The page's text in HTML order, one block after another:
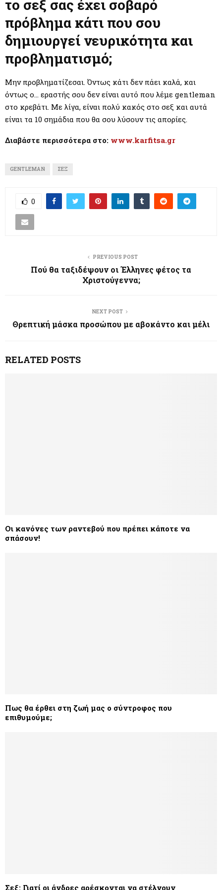
E
N
U
το σεξ σας έχει σοβαρό
πρόβλημα κάτι που σου
δημιουργεί νευρικότητα και
προβληματισμό;
Μην προβληματίζεσαι. Όντως κάτι δεν πάει καλά, και
όντως ο… εραστής σου δεν είναι αυτό που λέμε gentleman
στο κρεβάτι. Με λίγα, είναι πολύ κακός στο σεξ και αυτά
είναι τα 10 σημάδια που θα σου λύσουν τις απορίες.
Διαβάστε περισσότερα στο: www.karfitsa.gr
GENTLEMAN ΣΕΞ
0
PREVIOUS POST
Πού θα ταξιδέψουν οι Έλληνες φέτος τα
Χριστούγεννα;
NEXT POST
Θρεπτική μάσκα προσώπου με αβοκάντο και μέλι
RELATED POSTS
Οι κανόνες των ραντεβού που πρέπει κάποτε να
σπάσουν!
Πως θα έρθει στη ζωή μας ο σύντροφος που
επιθυμούμε;
Σεξ: Γιατί οι άνδρες αρέσκονται να στέλνουν